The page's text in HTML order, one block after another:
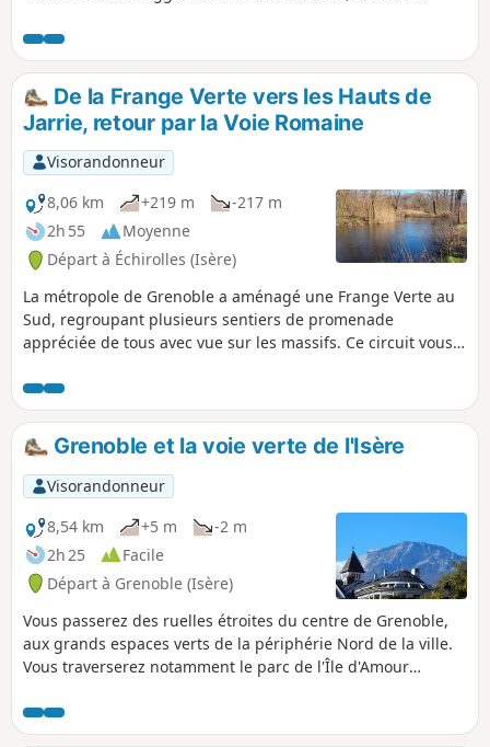
possible des fortifications de la Bastille et du mémorial des
troupes alpines du Mont Jalla. Pas de difficulté particulière
(si ce n'est le dénivelé cumulé d'environ 900m) et ce versant
étant bien exposé, l'itinéraire peut se faire en hiver car la
neige y fond très vite.
De la Frange Verte vers les Hauts de
Jarrie, retour par la Voie Romaine
Visorandonneur
8,06 km
+219 m
-217 m
2h 55
Moyenne
Départ à Échirolles (Isère)
La métropole de Grenoble a aménagé une Frange Verte au
Sud, regroupant plusieurs sentiers de promenade
appréciée de tous avec vue sur les massifs. Ce circuit vous
monter par la Combe de la Gouderie pour rejoindre l'Étang
de Jarrie-Le-Haut, puis de redescendre par la Voie Romaine,
aujourd'hui disparue. Le circuit est classé facile, même si la
montée de la Gouderie peut en rebuter certains.
Heureusement elle est relativement courte.
Grenoble et la voie verte de l'Isère
Visorandonneur
8,54 km
+5 m
-2 m
2h 25
Facile
Départ à Grenoble (Isère)
Vous passerez des ruelles étroites du centre de Grenoble,
aux grands espaces verts de la périphérie Nord de la ville.
Vous traverserez notamment le parc de l'Île d'Amour
universitaire. Vous n'aurez plus vraiment l'impression d'être
en milieu urbain.